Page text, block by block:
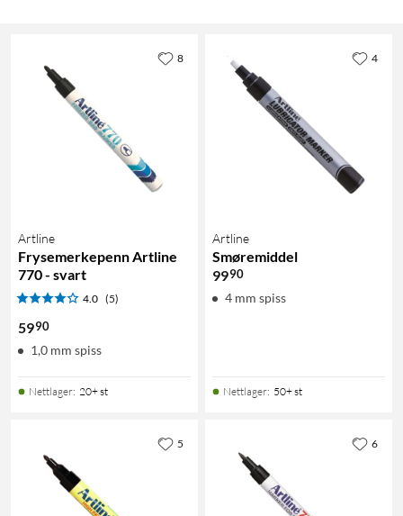
Artline
Frysemerkepenn Artline
770 - svart
4.0 (5)
5990
1,0 mm spiss
Nettlager: 20+ st
8
Artline
Smøremiddel
9990
4 mm spiss
Nettlager: 50+ st
4
5 6